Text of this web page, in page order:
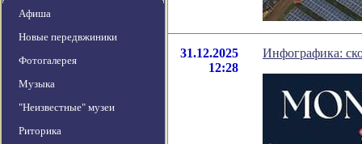
Афиша
Новые передвжиники
Фотогалерея
Музыка
"Неизвестные" музеи
Риторика
31.12.2025
12:28
Инфографика: